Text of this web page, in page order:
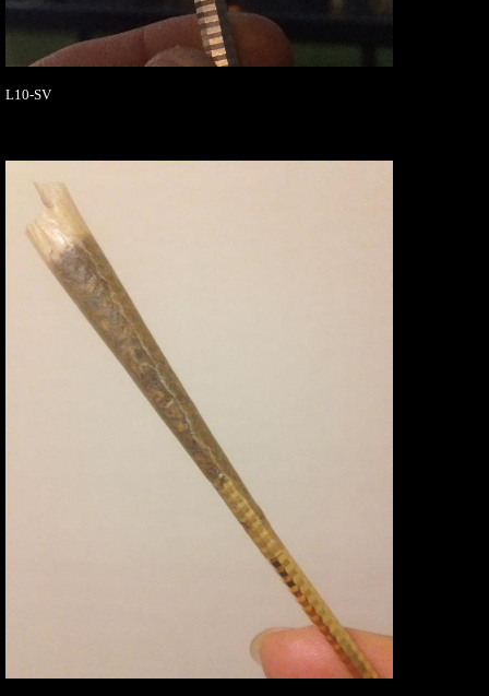
L10-SV